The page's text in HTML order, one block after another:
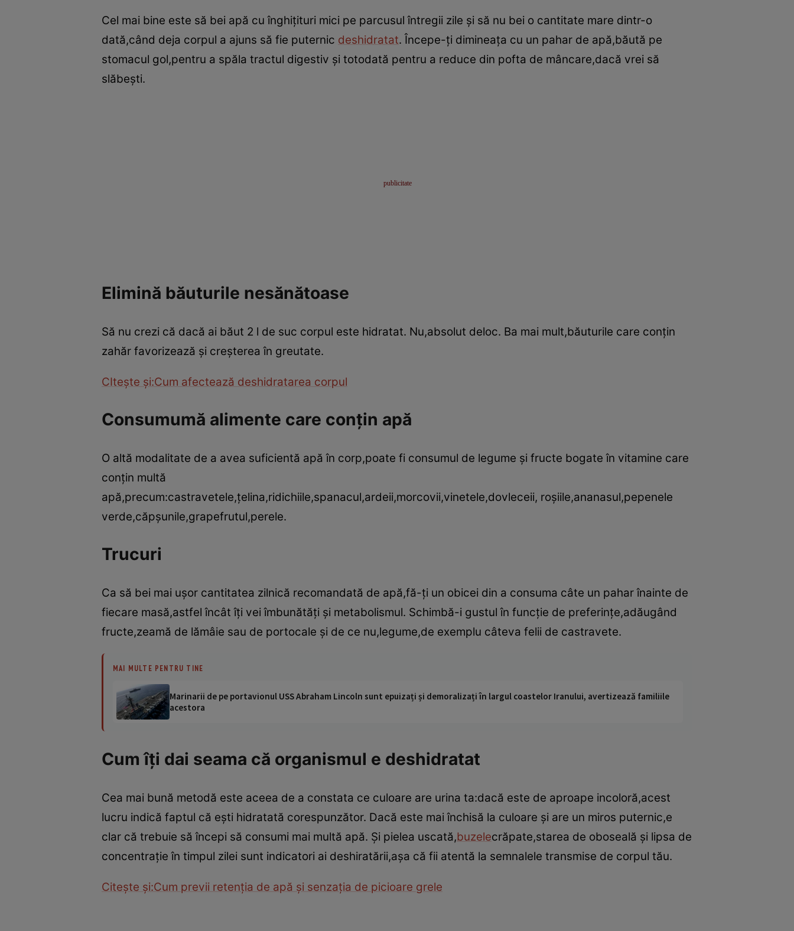
Cel mai bine este să bei apă cu înghiţituri mici pe parcusul întregii zile şi să nu bei o cantitate mare dintr-o
dată,când deja corpul a ajuns să fie puternic deshidratat. Începe-ţi dimineaţa cu un pahar de apă,băută pe
stomacul gol,pentru a spăla tractul digestiv şi totodată pentru a reduce din pofta de mâncare,dacă vrei să
slăbeşti.
Elimină băuturile nesănătoase
Să nu crezi că dacă ai băut 2 l de suc corpul este hidratat. Nu,absolut deloc. Ba mai mult,băuturile care conţin
zahăr favorizează şi creşterea în greutate.
CIteşte şi:Cum afectează deshidratarea corpul
Consumumă alimente care conţin apă
O altă modalitate de a avea suficientă apă în corp,poate fi consumul de legume şi fructe bogate în vitamine care
conţin multă
apă,precum:castravetele,ţelina,ridichiile,spanacul,ardeii,morcovii,vinetele,dovleceii, roşiile,ananasul,pepenele
verde,căpşunile,grapefrutul,perele.
Trucuri
Ca să bei mai uşor cantitatea zilnică recomandată de apă,fă-ţi un obicei din a consuma câte un pahar înainte de
fiecare masă,astfel încât îţi vei îmbunătăţi şi metabolismul. Schimbă-i gustul în funcţie de preferinţe,adăugând
fructe,zeamă de lămâie sau de portocale şi de ce nu,legume,de exemplu câteva felii de castravete.
MAI MULTE PENTRU TINE
Marinarii de pe portavionul USS Abraham Lincoln sunt epuizați și demoralizați în largul coastelor Iranului, avertizează familiile
acestora
Cum îţi dai seama că organismul e deshidratat
Cea mai bună metodă este aceea de a constata ce culoare are urina ta:dacă este de aproape incoloră,acest
lucru indică faptul că eşti hidratată corespunzător. Dacă este mai închisă la culoare şi are un miros puternic,e
clar că trebuie să începi să consumi mai multă apă. Şi pielea uscată,buzelecrăpate,starea de oboseală şi lipsa de
concentraţie în timpul zilei sunt indicatori ai deshiratării,aşa că fii atentă la semnalele transmise de corpul tău.
Citeşte şi:Cum previi retenţia de apă şi senzaţia de picioare grele